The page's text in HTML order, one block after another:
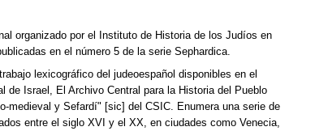
organizado por el Instituto de Historia de los Judíos en
en el número 5 de la serie Sephardica.
lexicográfico del judeoespañol disponibles en el
de Israel, El Archivo Central para la Historia del Pueblo
medieval y Sefardí" [sic] del CSIC. Enumera una serie de
entre el siglo XVI y el XX, en ciudades como Venecia,